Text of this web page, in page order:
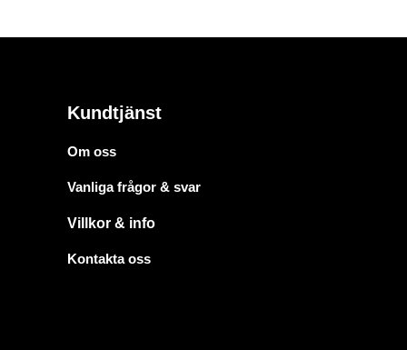
Kundtjänst
Om oss
Vanliga frågor & svar
Villkor & info
Kontakta oss